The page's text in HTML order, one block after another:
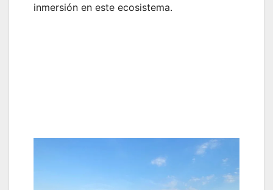
inmersión en este ecosistema.